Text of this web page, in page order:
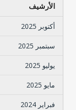
الأرشيف
أكتوبر 2025
سبتمبر 2025
يوليو 2025
مايو 2025
فبراير 2024